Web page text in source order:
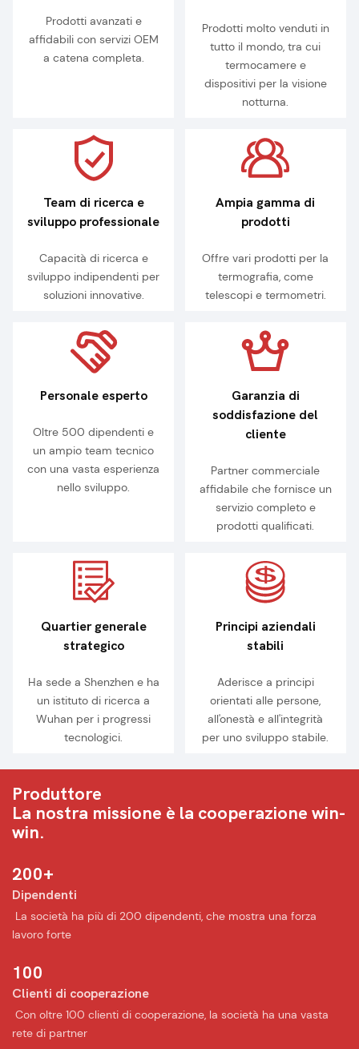
Prodotti avanzati e
affidabili con servizi OEM
a catena completa.
Prodotti molto venduti in
tutto il mondo, tra cui
termocamere e
dispositivi per la visione
notturna.
Team di ricerca e
sviluppo professionale
Capacità di ricerca e
sviluppo indipendenti per
soluzioni innovative.
Ampia gamma di
prodotti
Offre vari prodotti per la
termografia, come
telescopi e termometri.
Personale esperto
Oltre 500 dipendenti e
un ampio team tecnico
con una vasta esperienza
nello sviluppo.
Garanzia di
soddisfazione del
cliente
Partner commerciale
affidabile che fornisce un
servizio completo e
prodotti qualificati.
Quartier generale
strategico
Ha sede a Shenzhen e ha
un istituto di ricerca a
Wuhan per i progressi
tecnologici.
Principi aziendali
stabili
Aderisce a principi
orientati alle persone,
all'onestà e all'integrità
per uno sviluppo stabile.
Produttore
La nostra missione è la cooperazione win-
win.
200+
Dipendenti
︎ La società ha più di 200 dipendenti, che mostra una forza
lavoro forte
100
Clienti di cooperazione
︎ Con oltre 100 clienti di cooperazione, la società ha una vasta
rete di partner